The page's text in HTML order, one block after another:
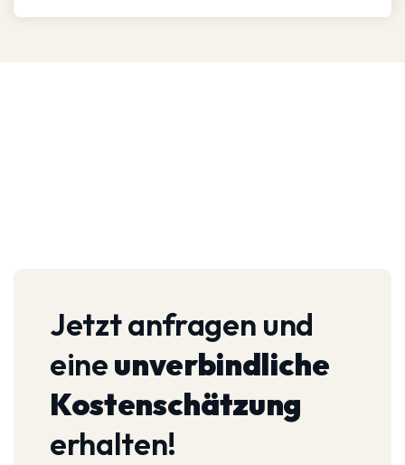
Jetzt anfragen und
eineunverbindliche
Kostenschätzung
erhalten!